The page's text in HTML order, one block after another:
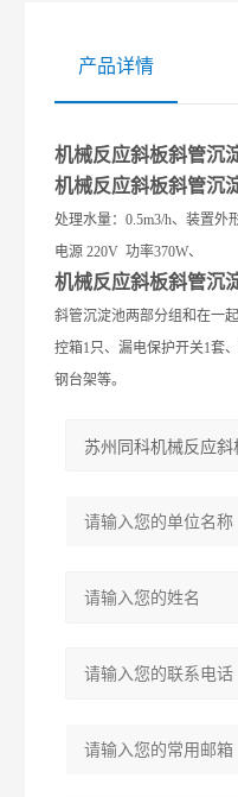
产品详情
机械反应斜板斜管沉
机械反应斜板斜管沉
处理水量：0.5m3/h、装置外
电源 220V 功率370W、
机械反应斜板斜管沉
斜管沉淀池两部分组和在一
控箱1只、漏电保护开关1套
钢台架等。